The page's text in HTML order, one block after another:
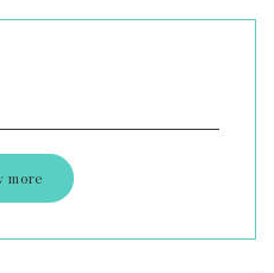
more